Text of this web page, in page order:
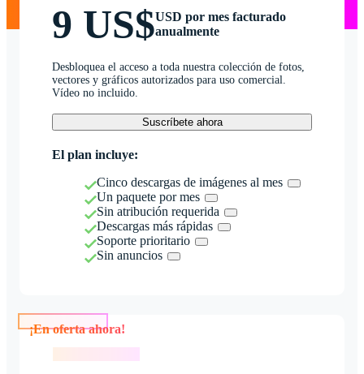
9 US$USD por mes facturado
anualmente
Desbloquea el acceso a toda nuestra colección de fotos,
vectores y gráficos autorizados para uso comercial.
Vídeo no incluido.
Suscríbete ahora
El plan incluye:
Cinco descargas de imágenes al mes
Un paquete por mes
Sin atribución requerida
Descargas más rápidas
Soporte prioritario
Sin anuncios